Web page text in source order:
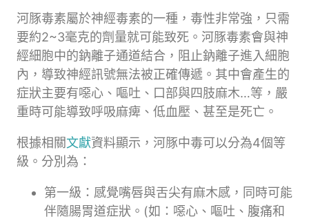
河豚毒素屬於神經毒素的一種，毒性非常強，只需
要約2~3毫克的劑量就可能致死。河豚毒素會與神
經細胞中的鈉離子通道結合，阻止鈉離子進入細胞
內，導致神經訊號無法被正確傳遞。其中會產生的
症狀主要有噁心、嘔吐、口部與四肢麻木…等，嚴
重時可能導致呼吸麻痺、低血壓、甚至是死亡。
根據相關文獻資料顯示，河豚中毒可以分為4個等
級。分別為：
第一級：感覺嘴唇與舌尖有麻木感，同時可能
伴隨腸胃道症狀。(如：噁心、嘔吐、腹痛和